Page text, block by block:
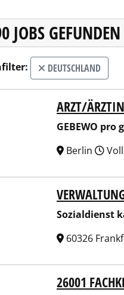
JOBS GEFUNDEN
DEUTSCHLAND
pro gGmbH
ARZT/
GEBEWO pro
Berlin
katholischer
Sozialdienst
60326
Aachen e. V.
26001